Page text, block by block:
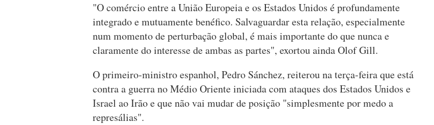
"O comércio entre a União Europeia e os Estados Unidos é profundamente
integrado e mutuamente benéfico. Salvaguardar esta relação, especialmente
num momento de perturbação global, é mais importante do que nunca e
claramente do interesse de ambas as partes", exortou ainda Olof Gill.
O primeiro-ministro espanhol, Pedro Sánchez, reiterou na terça-feira que está
contra a guerra no Médio Oriente iniciada com ataques dos Estados Unidos e
Israel ao Irão e que não vai mudar de posição "simplesmente por medo a
represálias".